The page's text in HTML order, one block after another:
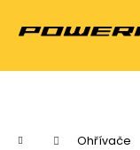
obsah
Domů Ohřívače
í
do
do